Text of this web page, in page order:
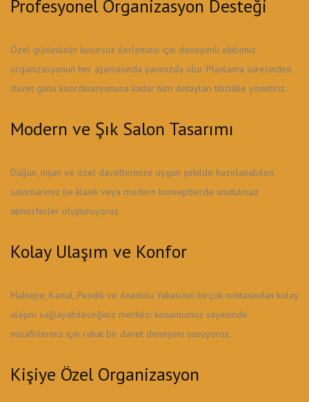
Profesyonel Organizasyon Desteği
Özel gününüzün kusursuz ilerlemesi için deneyimli ekibimiz
organizasyonun her aşamasında yanınızda olur. Planlama sürecinden
davet günü koordinasyonuna kadar tüm detayları titizlikle yönetiriz.
Modern ve Şık Salon Tasarımı
Düğün, nişan ve özel davetlerinize uygun şekilde hazırlanabilen
salonlarımız ile klasik veya modern konseptlerde unutulmaz
atmosferler oluşturuyoruz.
Kolay Ulaşım ve Konfor
Maltepe, Kartal, Pendik ve Anadolu Yakası'nın birçok noktasından kolay
ulaşım sağlayabileceğiniz merkezi konumumuz sayesinde
misafirleriniz için rahat bir davet deneyimi sunuyoruz.
Kişiye Özel Organizasyon